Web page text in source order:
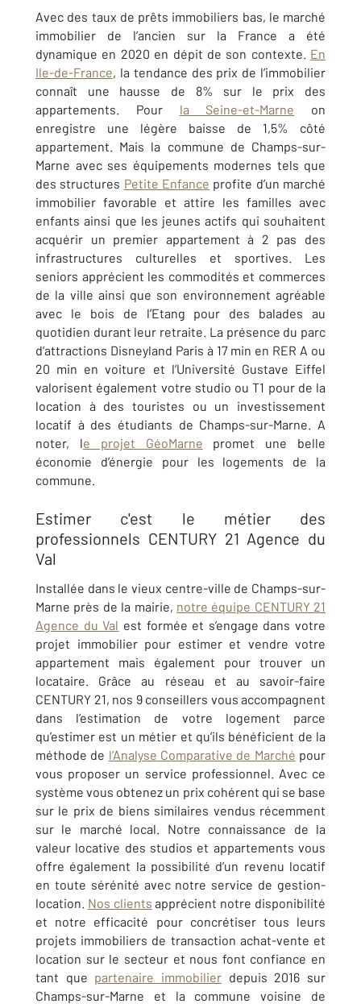
Avec des taux de prêts immobiliers bas, le marché
immobilier de l’ancien sur la France a été
dynamique en 2020 en dépit de son contexte. En
Ile-de-France, la tendance des prix de l’immobilier
connaît une hausse de 8% sur le prix des
appartements. Pour la Seine-et-Marne on
enregistre une légère baisse de 1,5% côté
appartement. Mais la commune de Champs-sur-
Marne avec ses équipements modernes tels que
des structures Petite Enfance profite d’un marché
immobilier favorable et attire les familles avec
enfants ainsi que les jeunes actifs qui souhaitent
acquérir un premier appartement à 2 pas des
infrastructures culturelles et sportives. Les
seniors apprécient les commodités et commerces
de la ville ainsi que son environnement agréable
avec le bois de l’Etang pour des balades au
quotidien durant leur retraite. La présence du parc
d’attractions Disneyland Paris à 17 min en RER A ou
20 min en voiture et l’Université Gustave Eiffel
valorisent également votre studio ou T1 pour de la
location à des touristes ou un investissement
locatif à des étudiants de Champs-sur-Marne. A
noter, le projet GéoMarne promet une belle
économie d’énergie pour les logements de la
commune.
Estimer c'est le métier des
professionnels CENTURY 21 Agence du
Val
Installée dans le vieux centre-ville de Champs-sur-
Marne près de la mairie, notre équipe CENTURY 21
Agence du Val est formée et s’engage dans votre
projet immobilier pour estimer et vendre votre
appartement mais également pour trouver un
locataire. Grâce au réseau et au savoir-faire
CENTURY 21, nos 9 conseillers vous accompagnent
dans l’estimation de votre logement parce
qu’estimer est un métier et qu’ils bénéficient de la
méthode de l’Analyse Comparative de Marché pour
vous proposer un service professionnel. Avec ce
système vous obtenez un prix cohérent qui se base
sur le prix de biens similaires vendus récemment
sur le marché local. Notre connaissance de la
valeur locative des studios et appartements vous
offre également la possibilité d’un revenu locatif
en toute sérénité avec notre service de gestion-
location. Nos clients apprécient notre disponibilité
et notre efficacité pour concrétiser tous leurs
projets immobiliers de transaction achat-vente et
location sur le secteur et nous font confiance en
tant que partenaire immobilier depuis 2016 sur
Champs-sur-Marne et la commune voisine de